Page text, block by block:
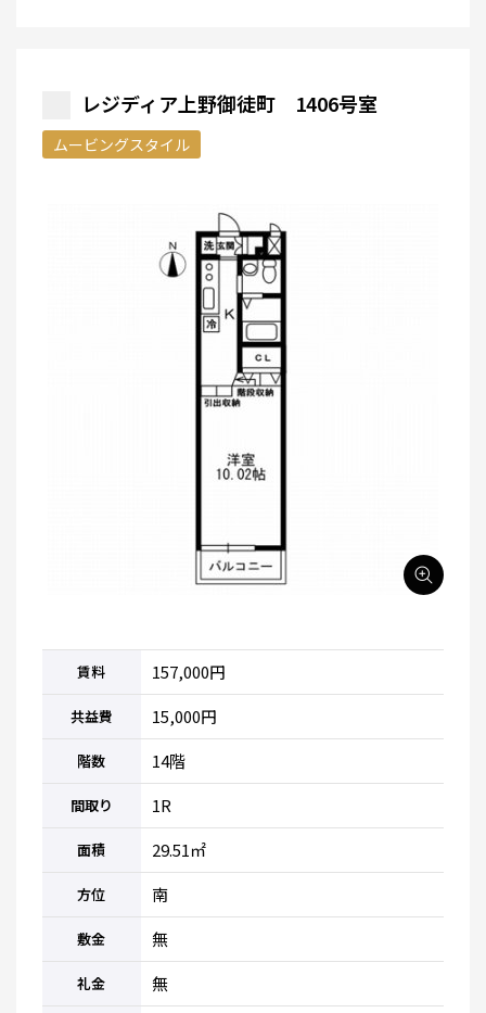
レジディア上野御徒町 1406号室
ムービングスタイル
賃料 157,000円
共益費 15,000円
階数 14階
間取り 1R
面積 29.51㎡
方位 南
敷金 無
礼金 無